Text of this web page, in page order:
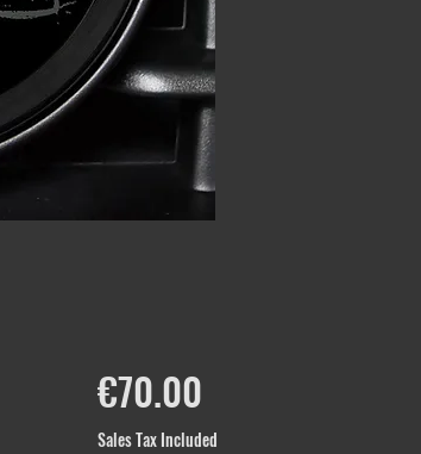
€70.00Price
Sales Tax Included